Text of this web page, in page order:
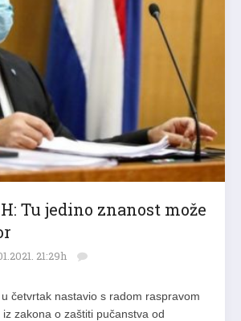
Tu jedino znanost može
21:29h
četvrtak nastavio s radom raspravom
zakona o zaštiti pučanstva od